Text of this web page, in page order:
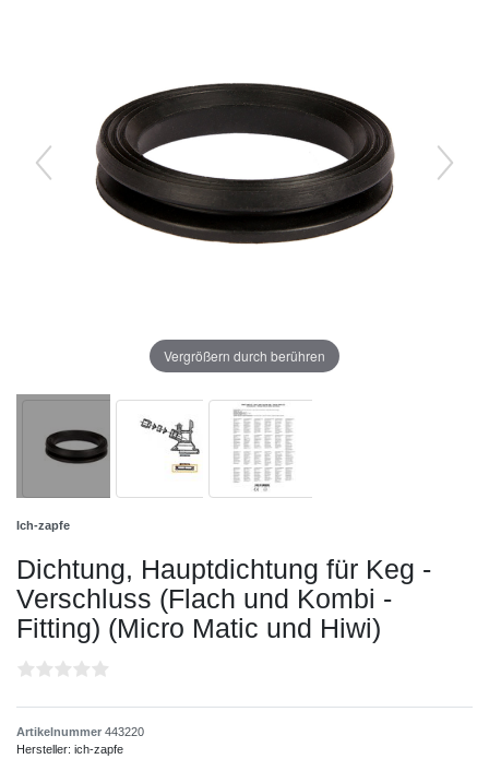
Vergrößern durch berühren
Ich-zapfe
Dichtung, Hauptdichtung für Keg -
Verschluss (Flach und Kombi -
Fitting) (Micro Matic und Hiwi)
Artikelnummer 443220
Hersteller: ich-zapfe